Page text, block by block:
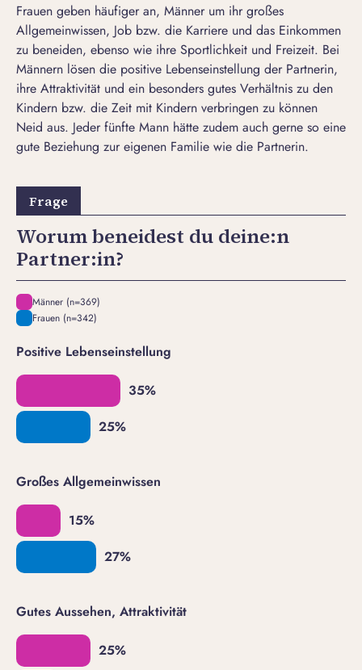
Frauen geben häufiger an, Männer um ihr großes
Allgemeinwissen, Job bzw. die Karriere und das Einkommen
zu beneiden, ebenso wie ihre Sportlichkeit und Freizeit. Bei
Männern lösen die positive Lebenseinstellung der Partnerin,
ihre Attraktivität und ein besonders gutes Verhältnis zu den
Kindern bzw. die Zeit mit Kindern verbringen zu können
Neid aus. Jeder fünfte Mann hätte zudem auch gerne so eine
gute Beziehung zur eigenen Familie wie die Partnerin.
Worum beneidest du deine:n
Partner:in?
Männer (n=369)
Frauen (n=342)
Positive Lebenseinstellung
Großes Allgemeinwissen
Gutes Aussehen, Attraktivität